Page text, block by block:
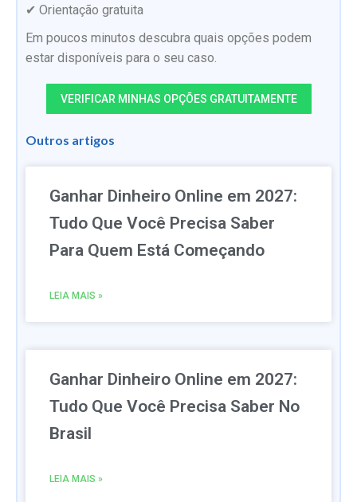
✔ Orientação gratuita
Em poucos minutos descubra quais opções podem
estar disponíveis para o seu caso.
VERIFICAR MINHAS OPÇÕES GRATUITAMENTE
Outros artigos
Ganhar Dinheiro Online em 2027:
Tudo Que Você Precisa Saber
Para Quem Está Começando
LEIA MAIS »
Ganhar Dinheiro Online em 2027:
Tudo Que Você Precisa Saber No
Brasil
LEIA MAIS »